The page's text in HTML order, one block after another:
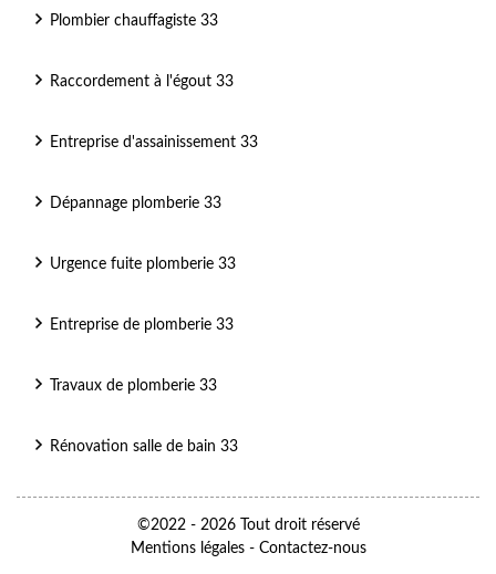
Plombier chauffagiste 33
Raccordement à l'égout 33
Entreprise d'assainissement 33
Dépannage plomberie 33
Urgence fuite plomberie 33
Entreprise de plomberie 33
Travaux de plomberie 33
Rénovation salle de bain 33
©2022 - 2026 Tout droit réservé
Mentions légales- Contactez-nous